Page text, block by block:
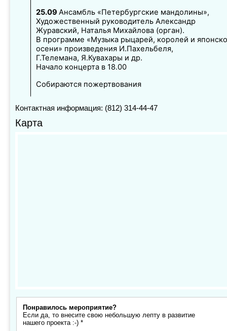
25.09 Ансамбль «Петербургские мандолины»,
Художественный руководитель Александр
Журавский, Наталья Михайлова (орган).
В программе «Музыка рыцарей, королей и
осени» произведения И.Пахельбеля,
Г.Телемана, Я.Кувахары и др.
Начало концерта в 18.00
Собираются пожертвования
Контактная информация: (812) 314-44-47
Карта
Понравилось мероприятие?
Если да, то внесите свою небольшую лепту в развитие
нашего проекта :-) *